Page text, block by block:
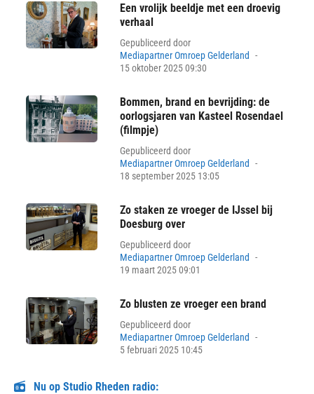
Een vrolijk beeldje met een droevig
verhaal
Gepubliceerd door
Mediapartner Omroep Gelderland
15 oktober 2025 09:30
Bommen, brand en bevrijding: de
oorlogsjaren van Kasteel Rosendael
(filmpje)
Gepubliceerd door
Mediapartner Omroep Gelderland
18 september 2025 13:05
Zo staken ze vroeger de IJssel bij
Doesburg over
Gepubliceerd door
Mediapartner Omroep Gelderland
19 maart 2025 09:01
Zo blusten ze vroeger een brand
Gepubliceerd door
Mediapartner Omroep Gelderland
5 februari 2025 10:45
Nu op Studio Rheden radio: